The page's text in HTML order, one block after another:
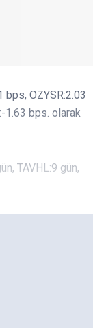
bps, OZYSR:2.03
1.63 bps. olarak
TAVHL:9 gün,